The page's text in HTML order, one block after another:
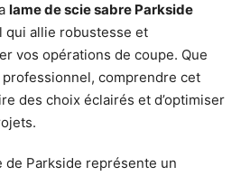
lame de scie sabre Parkside
qui allie robustesse et
vos opérations de coupe. Que
comprendre cet
des choix éclairés et d’optimiser
de Parkside représente un